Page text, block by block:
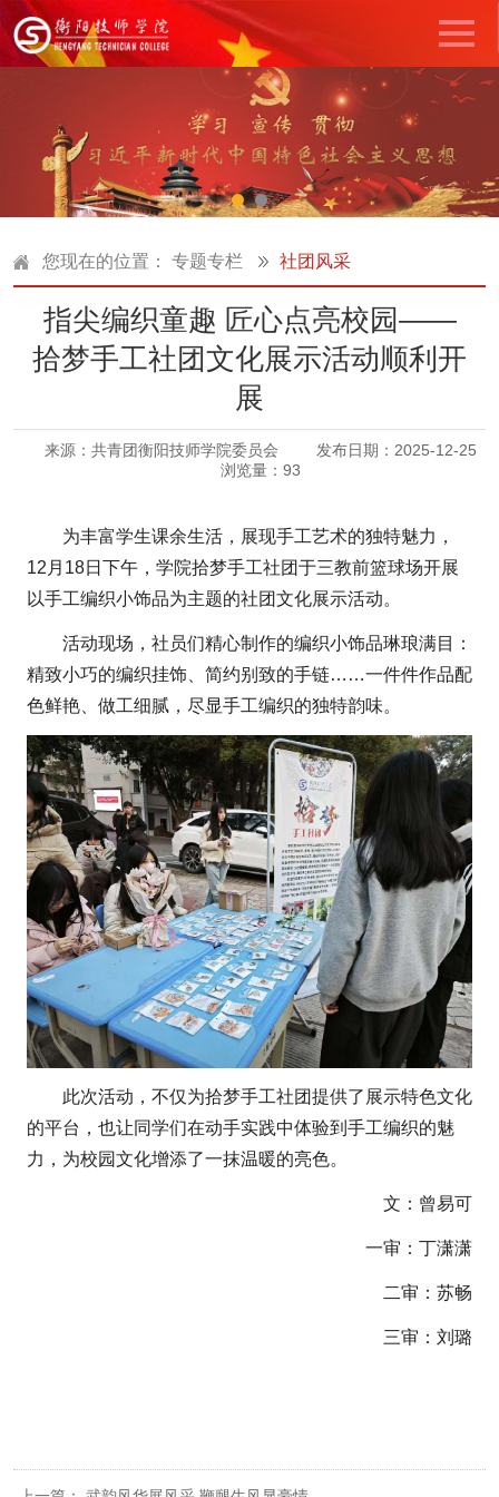
您现在的位置： 专题专栏 社团风采
指尖编织童趣 匠心点亮校园——
拾梦手工社团文化展示活动顺利开
展
来源：共青团衡阳技师学院委员会
发布日期：2025-12-25
浏览量： 93
为丰富学生课余生活，展现手工艺术的独特魅力，
12月18日下午，学院拾梦手工社团于三教前篮球场开展
以手工编织小饰品为主题的社团文化展示活动。
活动现场，社员们精心制作的编织小饰品琳琅满目：
精致小巧的编织挂饰、简约别致的手链……一件件作品配
色鲜艳、做工细腻，尽显手工编织的独特韵味。
此次活动，不仅为拾梦手工社团提供了展示特色文化
的平台，也让同学们在动手实践中体验到手工编织的魅
力，为校园文化增添了一抹温暖的亮色。
文 ：曾易可
一审：丁潇潇
二审：苏畅
三审：刘璐